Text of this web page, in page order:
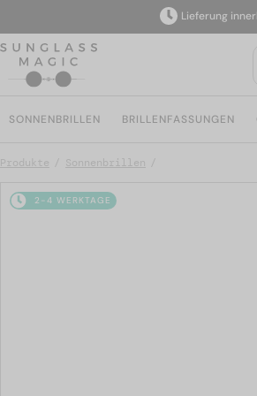
Lieferung
SONNENBRILLEN BRILLENFASSUNGEN
Produkte Sonnenbrillen
2-4 WERKTAGE